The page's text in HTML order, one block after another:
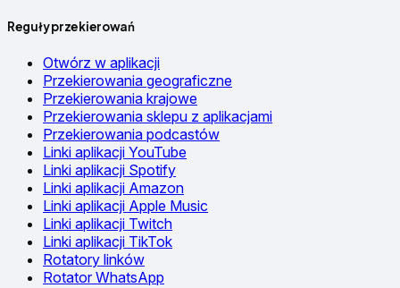
Reguły przekierowań
Otwórz w aplikacji
Przekierowania geograficzne
Przekierowania krajowe
Przekierowania sklepu z aplikacjami
Przekierowania podcastów
Linki aplikacji YouTube
Linki aplikacji Spotify
Linki aplikacji Amazon
Linki aplikacji Apple Music
Linki aplikacji Twitch
Linki aplikacji TikTok
Rotatory linków
Rotator WhatsApp